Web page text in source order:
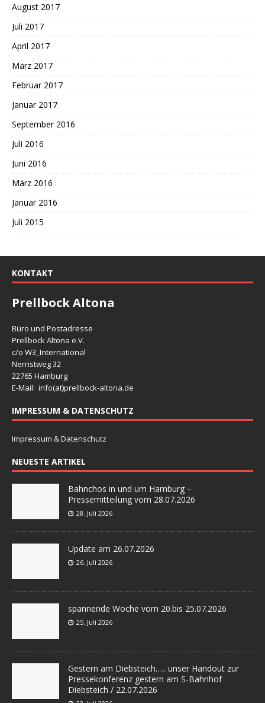
August 2017
Juli 2017
April 2017
März 2017
Februar 2017
Januar 2017
September 2016
Juli 2016
Juni 2016
März 2016
Januar 2016
Juli 2015
KONTAKT
Prellbock Altona
Büro und Postadresse
Prellbock Altona e.V.
c/o W3_International
Nernstweg 32
22765 Hamburg
E-Mail: info(at)prellbock-altona.de
IMPRESSUM & DATENSCHUTZ
Impressum & Datenschutz
NEUESTE ARTIKEL
Bahnchos in und um Hamburg –
Pressemitteilung vom 28.07.2026
28. Juli 2026
Update am 26.07.2026
26. Juli 2026
spannende Woche vom 20.bis 25.07.2026
25. Juli 2026
Gestern am Diebsteich….. unser Handout zur
Pressekonferenz gestern am S-Bahnhof
Diebsteich / 22.07.2026